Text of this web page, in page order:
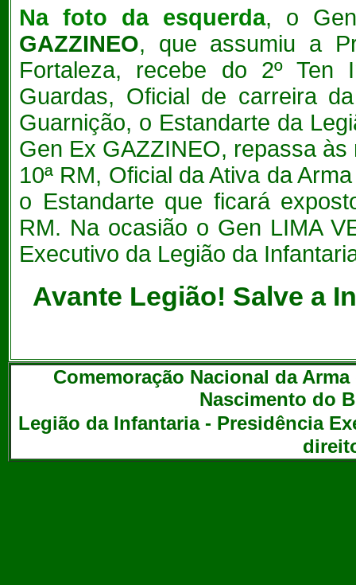
Na foto da esquerda, o Gen
GAZZINEO, que assumiu a
Fortaleza, recebe do 2º Ten
Guardas, Oficial de carreira
Guarnição, o Estandarte da
Gen Ex GAZZINEO, repassa
10ª RM, Oficial da Ativa da
o Estandarte que ficará
RM. Na ocasião o Gen LIMA
Executivo da Legião da
Avante Legião! Salve a
Comemoração Nacional da
Nascimento do
Legião da Infantaria - Presidência